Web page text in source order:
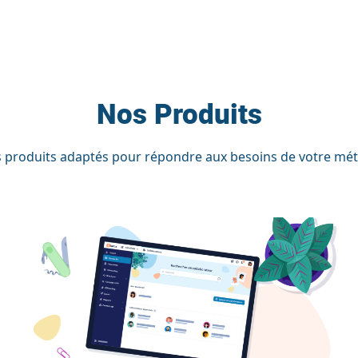
Nos Produits
produits adaptés pour répondre aux besoins de votre